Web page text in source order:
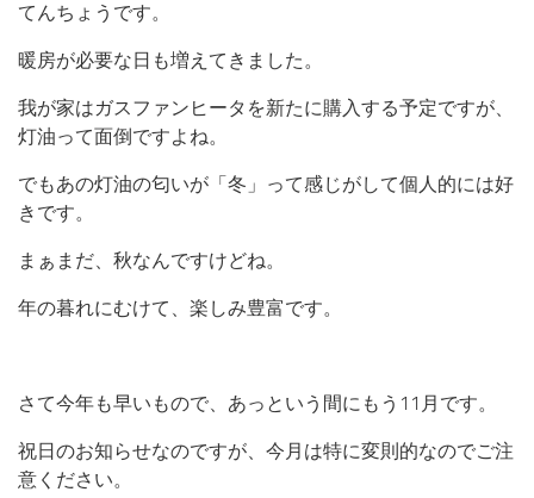
てんちょうです。
暖房が必要な日も増えてきました。
我が家はガスファンヒータを新たに購入する予定ですが、
灯油って面倒ですよね。
でもあの灯油の匂いが「冬」って感じがして個人的には好
きです。
まぁまだ、秋なんですけどね。
年の暮れにむけて、楽しみ豊富です。
さて今年も早いもので、あっという間にもう11月です。
祝日のお知らせなのですが、今月は特に変則的なのでご注
意ください。